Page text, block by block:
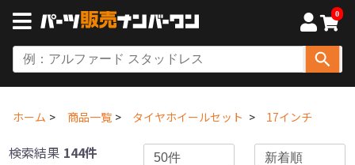
0
ホーム 商品一覧 タイヤホイールセット 17インチ
検索結果 144件